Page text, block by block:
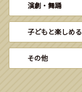
演劇・舞踊
子どもと楽しめる
その他